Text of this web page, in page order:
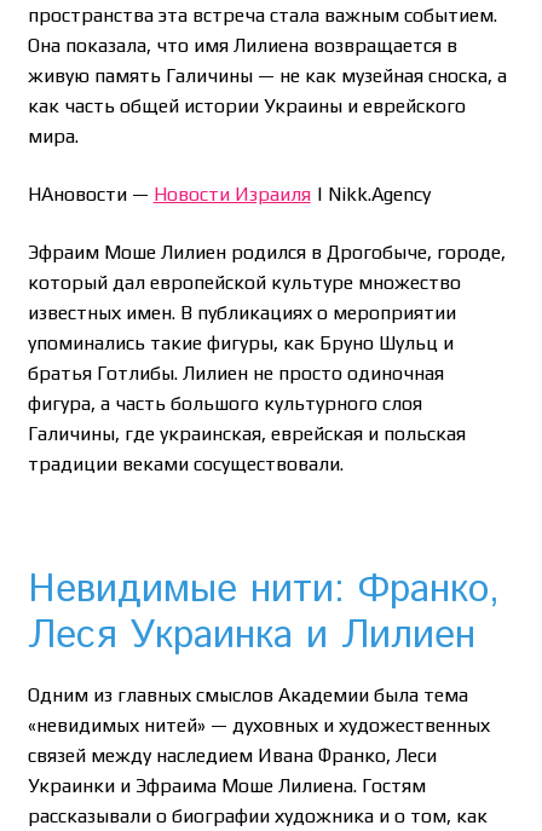
пространства эта встреча стала важным событием.
Она показала, что имя Лилиена возвращается в
живую память Галичины — не как музейная сноска, а
как часть общей истории Украины и еврейского
мира.
НАновости — Новости Израиля| Nikk.Agency
Эфраим Моше Лилиен родился в Дрогобыче, городе,
который дал европейской культуре множество
известных имен. В публикациях о мероприятии
упоминались такие фигуры, как Бруно Шульц и
братья Готлибы. Лилиен не просто одиночная
фигура, а часть большого культурного слоя
Галичины, где украинская, еврейская и польская
традиции веками сосуществовали.
Невидимые нити: Франко,
Леся Украинка и Лилиен
Одним из главных смыслов Академии была тема
«невидимых нитей» — духовных и художественных
связей между наследием Ивана Франко, Леси
Украинки и Эфраима Моше Лилиена. Гостям
рассказывали о биографии художника и о том, как